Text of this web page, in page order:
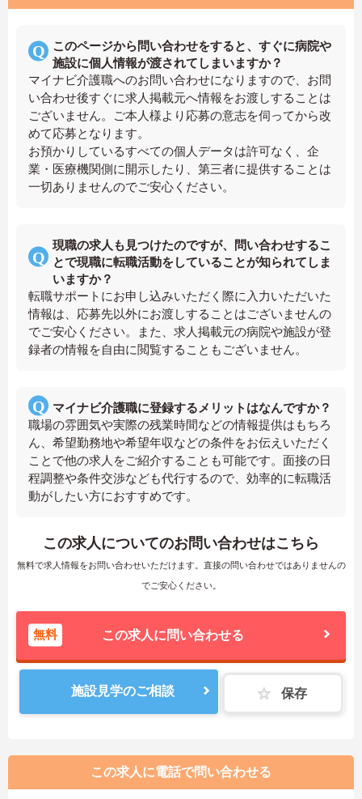
このページから問い合わせをすると、すぐに病院や
施設に個人情報が渡されてしまいますか？
マイナビ介護職へのお問い合わせになりますので、お問
い合わせ後すぐに求人掲載元へ情報をお渡しすることは
ございません。ご本人様より応募の意志を伺ってから改
めて応募となります。
お預かりしているすべての個人データは許可なく、企
業・医療機関側に開示したり、第三者に提供することは
一切ありませんのでご安心ください。
現職の求人も見つけたのですが、問い合わせするこ
とで現職に転職活動をしていることが知られてしま
いますか？
転職サポートにお申し込みいただく際に入力いただいた
情報は、応募先以外にお渡しすることはございませんの
でご安心ください。また、求人掲載元の病院や施設が登
録者の情報を自由に閲覧することもございません。
マイナビ介護職に登録するメリットはなんですか？
職場の雰囲気や実際の残業時間などの情報提供はもちろ
ん、希望勤務地や希望年収などの条件をお伝えいただく
ことで他の求人をご紹介することも可能です。面接の日
程調整や条件交渉なども代行するので、効率的に転職活
動がしたい方におすすめです。
この求人についてのお問い合わせはこちら
無料で求人情報をお問い合わせいただけます。直接の問い合わせではありませんの
でご安心ください。
無料 この求人に問い合わせる
施設見学のご相談 保存
この求人に電話で問い合わせる